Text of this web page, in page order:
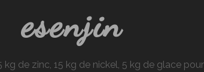
esenjin
de zinc, 15 kg de nickel, 5 kg de glace